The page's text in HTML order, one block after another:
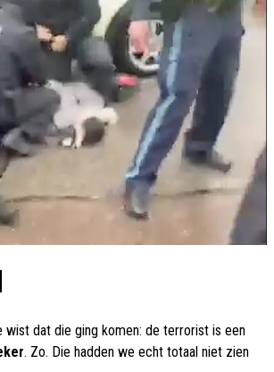
wist dat die ging komen: de terrorist is een
. Zo. Die hadden we echt totaal niet zien